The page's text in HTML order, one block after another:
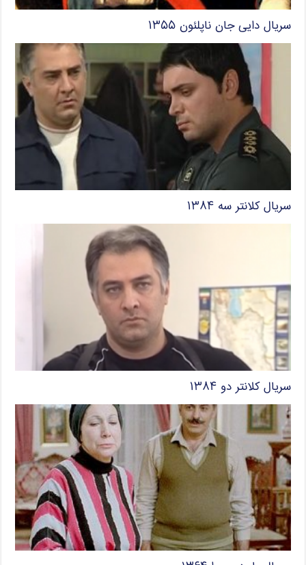
سریال دایی جان ناپلئون ۱۳۵۵
سریال کلانتر سه ۱۳۸۴
سریال کلانتر دو ۱۳۸۴